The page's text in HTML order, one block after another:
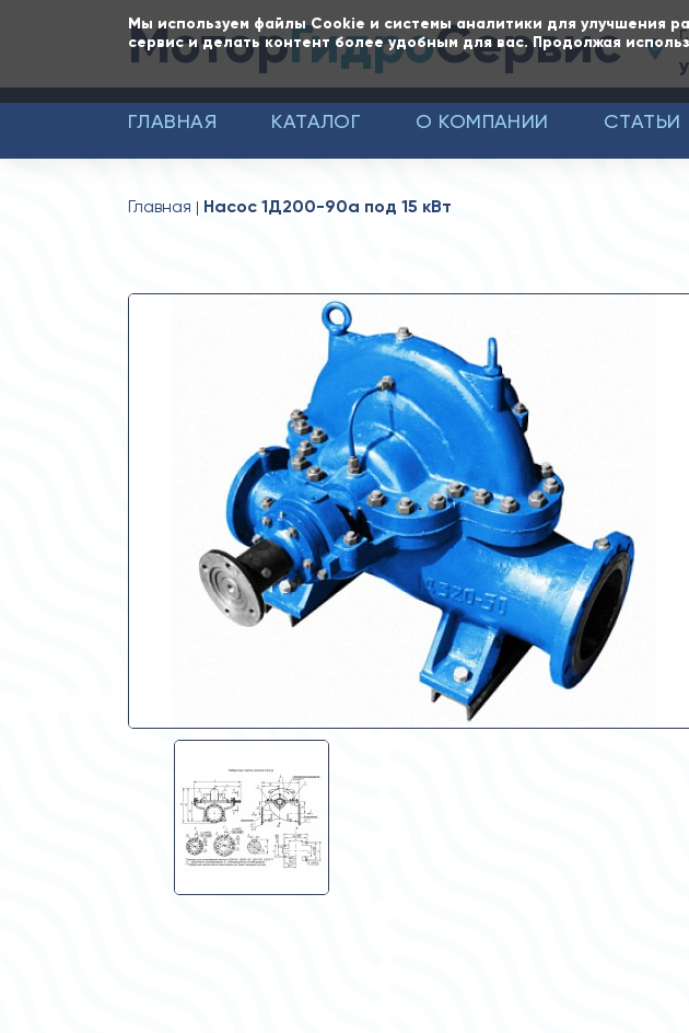
Мы используем файлы Cookie и системы аналитики для улучшения
сервис и делать контент более удобным для вас. Продолжая
МоторГидроСервис
ГЛАВНАЯ КАТАЛОГ О КОМПАНИИ СТАТЬИ
Главная Насос 1Д200-90а под 15 кВт